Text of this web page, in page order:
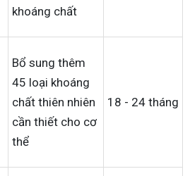
khoáng chất
Bổ sung thêm
45 loại khoáng
chất thiên nhiên
cần thiết cho cơ
thể
18 - 24 tháng